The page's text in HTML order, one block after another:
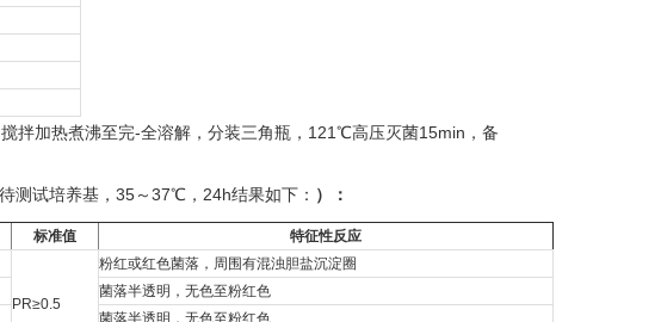
拌加热煮沸至完-全溶解，分装三角瓶，121℃高压灭菌15min，备
测试培养基，35～37℃，24h结果如下： ）：
标准值 特征性反应
PR≥0.5
粉红或红色菌落，周围有混浊胆盐沉淀圈
菌落半透明，无色至粉红色
菌落半透明，无色至粉红色